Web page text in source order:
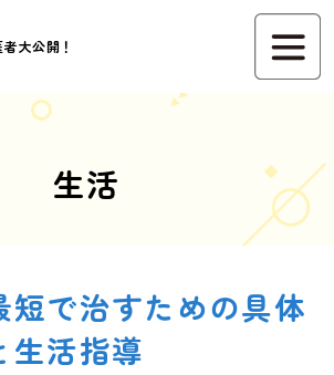
大公開！
生活
短で治すための具体
生活指導